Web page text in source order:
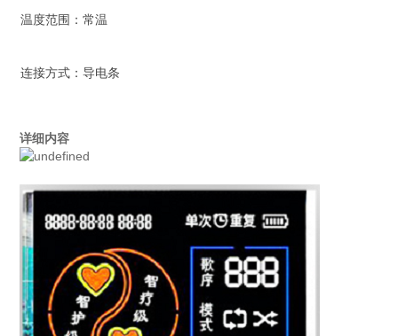
温度范围：常温
连接方式：导电条
详细内容